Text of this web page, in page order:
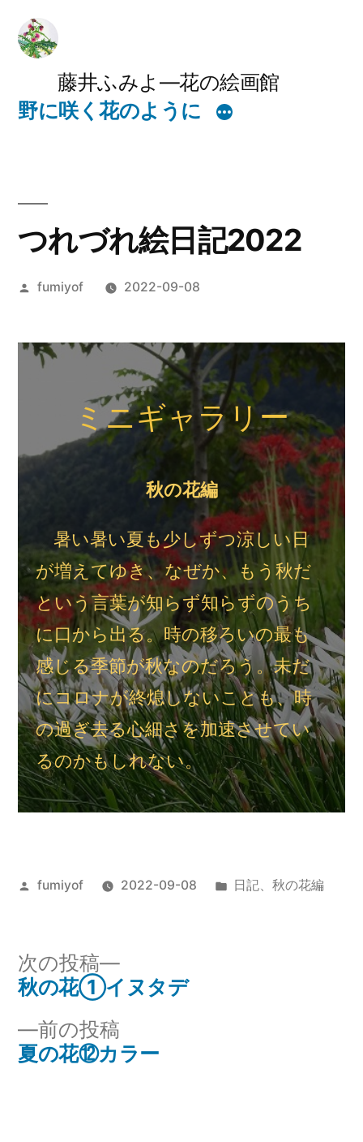
藤井ふみよ―花の絵画館
野に咲く花のように
つれづれ絵日記2022
投
fumiyof 2022-09-08
ミニギャラリー
秋の花編
暑い暑い夏も少しずつ涼しい日
が増えてゆき、なぜか、もう秋だ
という言葉が知らず知らずのうち
に口から出る。時の移ろいの最も
感じる季節が秋なのだろう。未だ
にコロナが終熄しないことも、時
の過ぎ去る心細さを加速させてい
るのかもしれない。
投
fumiyof 2022-09-08
カ
日記、秋の花編
投
稿 前の投稿
の
夏の花⑫カラー
次の投稿
次
の
秋の花①イヌタデ